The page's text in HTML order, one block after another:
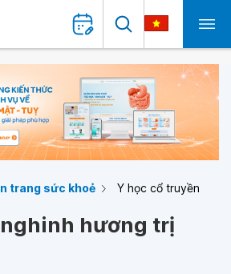
trang sức khoẻ Y học cổ truyền
hương trị